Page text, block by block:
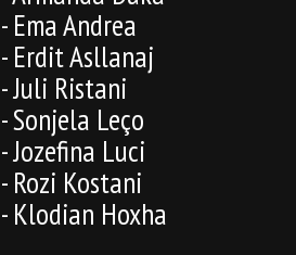
- Ema Andrea
- Erdit Asllanaj
- Juli Ristani
- Sonjela Leço
- Jozefina Luci
- Rozi Kostani
- Klodian Hoxha